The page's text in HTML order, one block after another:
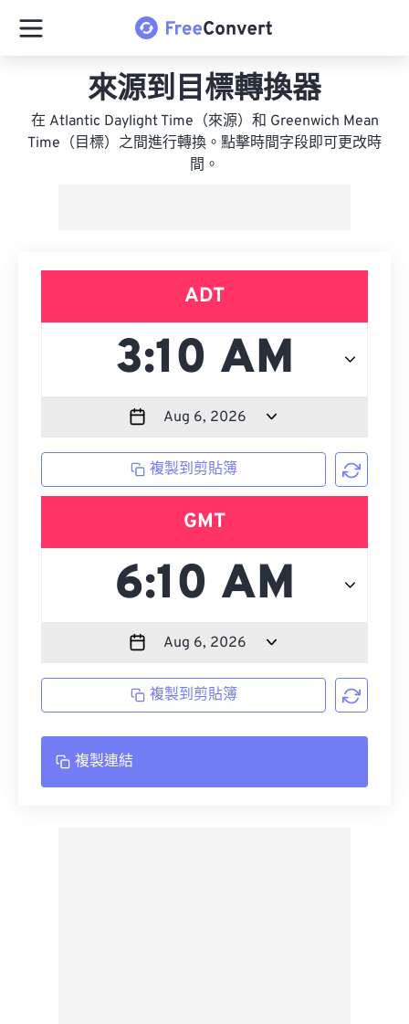
來源到目標轉換器
在 Atlantic Daylight Time（來源）和 Greenwich Mean
Time（目標）之間進行轉換。點擊時間字段即可更改時
間。
ADT
複製到剪貼簿
GMT
複製到剪貼簿
複製連結